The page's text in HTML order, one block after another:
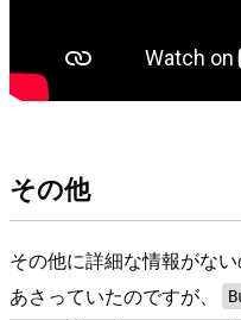
その他
その他に詳細な情報がな
あさっていたのですが、